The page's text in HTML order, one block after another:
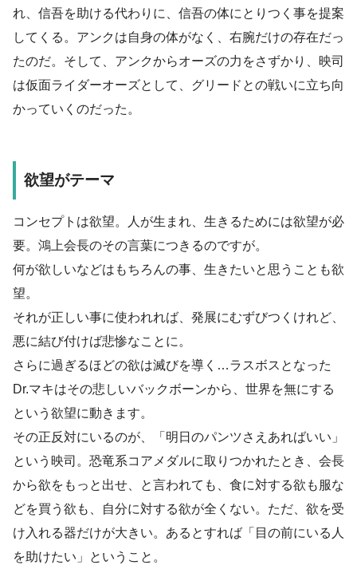
れ、信吾を助ける代わりに、信吾の体にとりつく事を提案
してくる。アンクは自身の体がなく、右腕だけの存在だっ
たのだ。そして、アンクからオーズの力をさずかり、映司
は仮面ライダーオーズとして、グリードとの戦いに立ち向
かっていくのだった。
欲望がテーマ
コンセプトは欲望。人が生まれ、生きるためには欲望が必
要。鴻上会長のその言葉につきるのですが。
何が欲しいなどはもちろんの事、生きたいと思うことも欲
望。
それが正しい事に使われれば、発展にむずびつくけれど、
悪に結び付けば悲惨なことに。
さらに過ぎるほどの欲は滅びを導く…ラスボスとなった
Dr.マキはその悲しいバックボーンから、世界を無にする
という欲望に動きます。
その正反対にいるのが、「明日のパンツさえあればいい」
という映司。恐竜系コアメダルに取りつかれたとき、会長
から欲をもっと出せ、と言われても、食に対する欲も服な
どを買う欲も、自分に対する欲が全くない。ただ、欲を受
け入れる器だけが大きい。あるとすれば「目の前にいる人
を助けたい」ということ。